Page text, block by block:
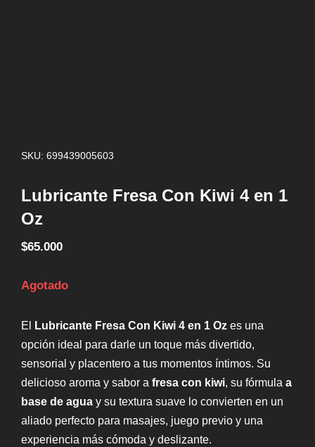
SKU: 699439005603
Lubricante Fresa Con Kiwi 4 en 1
Oz
$65.000
Agotado
El Lubricante Fresa Con Kiwi 4 en 1 Oz es una
opción ideal para darle un toque más divertido,
sensorial y placentero a tus momentos íntimos. Su
delicioso aroma y sabor a fresa con kiwi, su fórmula a
base de agua y su textura suave lo convierten en un
aliado perfecto para masajes, juego previo y una
experiencia más cómoda y deslizante.